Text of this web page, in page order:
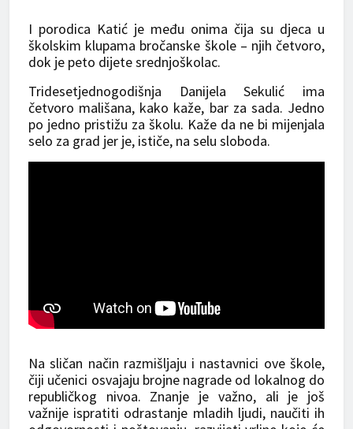
I porodica Katić je među onima čija su djeca u
školskim klupama bročanske škole – njih četvoro,
dok je peto dijete srednjoškolac.
Tridesetjednogodišnja Danijela Sekulić ima
četvoro mališana, kako kaže, bar za sada. Јedno
po jedno pristižu za školu. Kaže da ne bi mijenjala
selo za grad jer je, ističe, na selu sloboda.
Na sličan način razmišljaju i nastavnici ove škole,
čiji učenici osvajaju brojne nagrade od lokalnog do
republičkog nivoa. Znanje je važno, ali je još
važnije ispratiti odrastanje mladih ljudi, naučiti ih